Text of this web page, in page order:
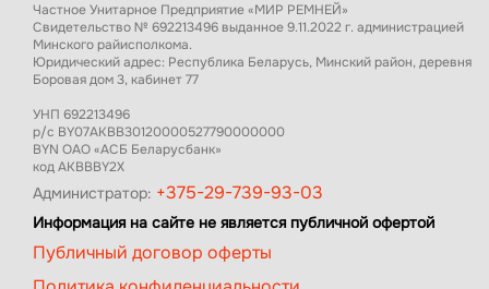
Частное Унитарное Предприятие «МИР РЕМНЕЙ»
Свидетельство № 692213496 выданное 9.11.2022 г. администрацией
Минского райисполкома.
Юридический адрес: Республика Беларусь, Минский район, деревня
Боровая дом 3, кабинет 77
УНП 692213496
р/с BY07AKBB30120000527790000000
BYN ОАО «АСБ Беларусбанк»
код AKBBBY2X
Администратор: +375-29-739-93-03
Информация на сайте не является публичной офертой
Публичный договор оферты